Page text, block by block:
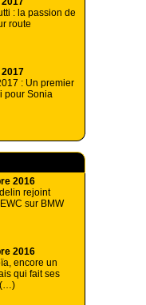
: la passion de
route
: Un premier
pour Sonia
2016
rejoint
sur BMW
2016
encore un
qui fait ses
(…)